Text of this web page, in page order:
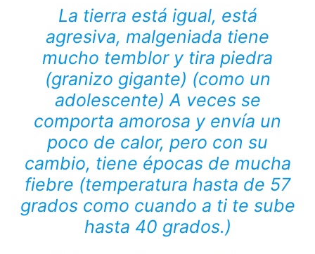
La tierra está igual, está
agresiva, malgeniada tiene
mucho temblor y tira piedra
(granizo gigante) (como un
adolescente) A veces se
comporta amorosa y envía un
poco de calor, pero con su
cambio, tiene épocas de mucha
fiebre (temperatura hasta de 57
grados como cuando a ti te sube
hasta 40 grados.)